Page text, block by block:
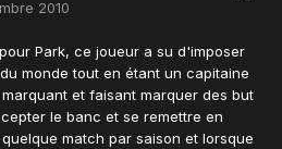
2010
Park, ce joueur a su d'imposer
monde tout en étant un capitaine
et faisant marquer des but
le banc et se remettre en
match par saison et lorsque